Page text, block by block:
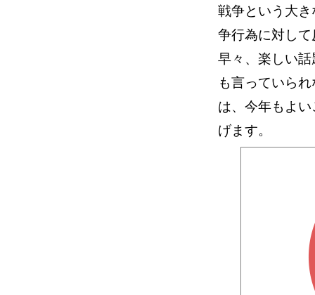
戦争という大
争行為に対し
早々、楽しい
も言っていら
は、今年もよ
げます。